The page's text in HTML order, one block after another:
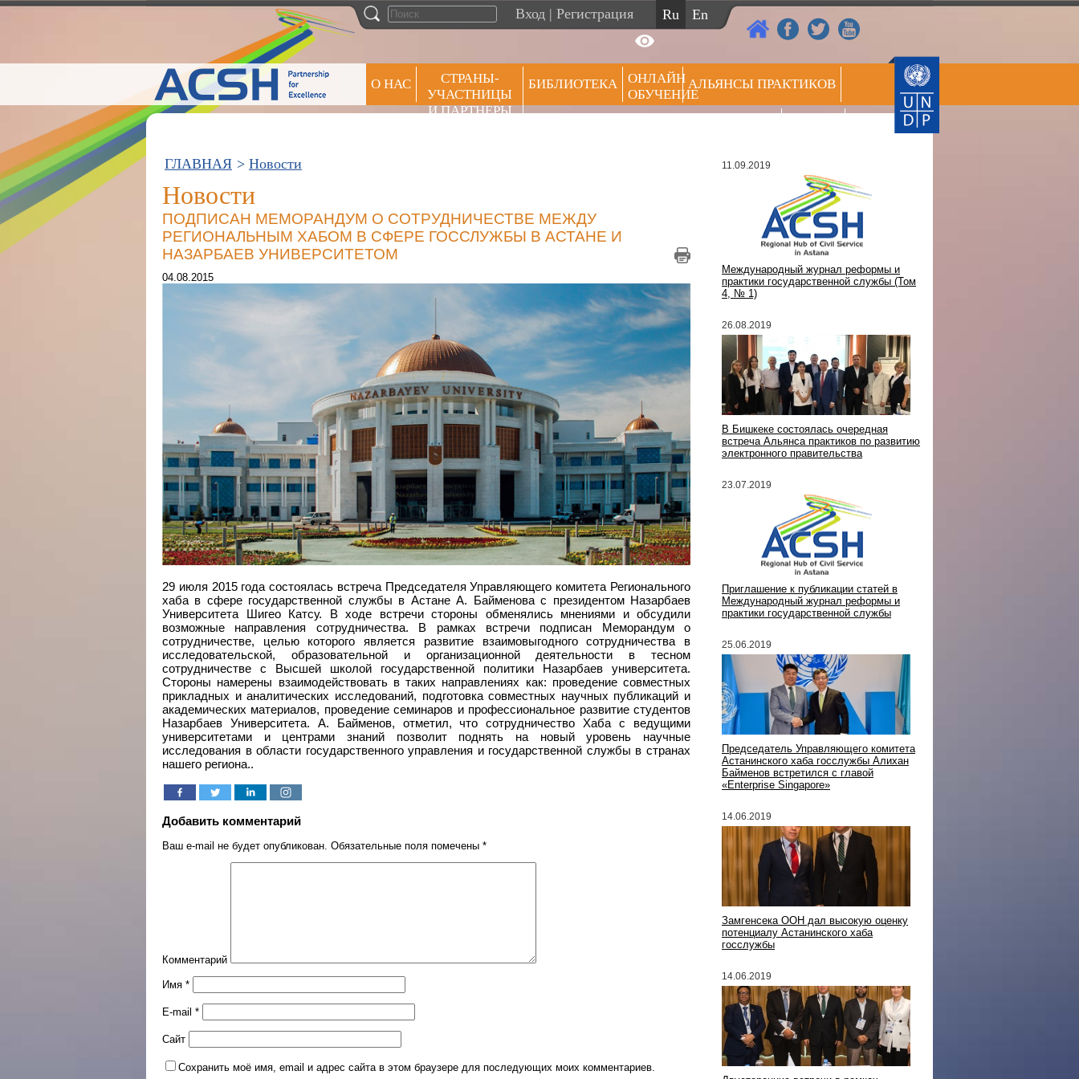
Вход | Регистрация ru en
О НАС
СТРАНЫ-
УЧАСТНИЦЫ
И ПАРТНЕРЫ
БИБЛИОТЕКА
ОНЛАЙН
ОБУЧЕНИЕ
АЛЬЯНСЫ ПРАКТИКОВ
ГЛАВНАЯ > Новости
Новости
ПОДПИСАН МЕМОРАНДУМ О СОТРУДНИЧЕСТВЕ МЕЖДУ
РЕГИОНАЛЬНЫМ ХАБОМ В СФЕРЕ ГОССЛУЖБЫ В АСТАНЕ И
НАЗАРБАЕВ УНИВЕРСИТЕТОМ
04.08.2015
29 июля 2015 года состоялась встреча Председателя Управляющего комитета Регионального
хаба в сфере государственной службы в Астане А. Байменова с президентом Назарбаев
Университета Шигео Катсу. В ходе встречи стороны обменялись мнениями и обсудили
возможные направления сотрудничества. В рамках встречи подписан Меморандум о
сотрудничестве, целью которого является развитие взаимовыгодного сотрудничества в
исследовательской, образовательной и организационной деятельности в тесном
сотрудничестве с Высшей школой государственной политики Назарбаев университета.
Стороны намерены взаимодействовать в таких направлениях как: проведение совместных
прикладных и аналитических исследований, подготовка совместных научных публикаций и
академических материалов, проведение семинаров и профессиональное развитие студентов
Назарбаев Университета. А. Байменов, отметил, что cотрудничество Хаба с ведущими
университетами и центрами знаний позволит поднять на новый уровень научные
исследования в области государственного управления и государственной службы в странах
нашего региона..
Добавить комментарий
Ваш e-mail не будет опубликован. Обязательные поля помечены *
Комментарий
Имя *
E-mail *
Сайт
Сохранить моё имя, email и адрес сайта в этом браузере для последующих моих комментариев.
11.09.2019
Международный журнал реформы и
практики государственной службы (Том
4, № 1)
26.08.2019
В Бишкеке состоялась очередная
встреча Альянса практиков по развитию
электронного правительства
23.07.2019
Приглашение к публикации статей в
Международный журнал реформы и
практики государственной службы
25.06.2019
Председатель Управляющего комитета
Астанинского хаба госслужбы Алихан
Байменов встретился с главой
«Enterprise Singapore»
14.06.2019
Замгенсека ООН дал высокую оценку
потенциалу Астанинского хаба
госслужбы
14.06.2019